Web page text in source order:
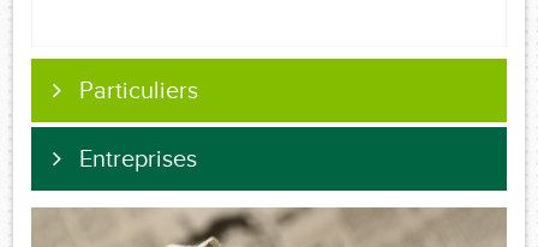
Particuliers
Entreprises